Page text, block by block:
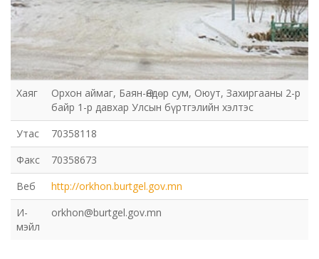
Хаяг
Орхон аймаг, Баян-Өндөр сум, Оюут, Захиргааны 2-р
байр 1-р давхар Улсын бүртгэлийн хэлтэс
Утас
70358118
Факс
70358673
Веб
http://orkhon.burtgel.gov.mn
И-
мэйл
orkhon@burtgel.gov.mn